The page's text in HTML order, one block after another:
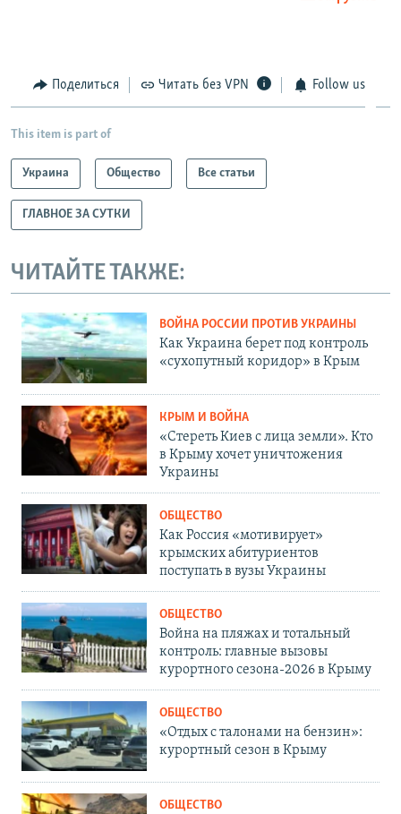
Поделиться Читать без VPN Follow us
This item is part of
Украина Общество Все статьи
ГЛАВНОЕ ЗА СУТКИ
ЧИТАЙТЕ ТАКЖЕ:
ВОЙНА РОССИИ ПРОТИВ УКРАИНЫ
Как Украина берет под контроль
«сухопутный коридор» в Крым
КРЫМ И ВОЙНА
«Стереть Киев с лица земли». Кто
в Крыму хочет уничтожения
Украины
ОБЩЕСТВО
Как Россия «мотивирует»
крымских абитуриентов
поступать в вузы Украины
ОБЩЕСТВО
Война на пляжах и тотальный
контроль: главные вызовы
курортного сезона-2026 в Крыму
ОБЩЕСТВО
«Отдых с талонами на бензин»:
курортный сезон в Крыму
ОБЩЕСТВО